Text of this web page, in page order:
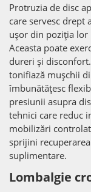
Protruzia de disc
care servesc drept
ușor din poziția lor
Aceasta poate
dureri și
tonifiază mușchii
îmbunătățesc
presiunii asupra
tehnici care reduc
mobilizări
sprijini
suplimentare.
Lombalgie